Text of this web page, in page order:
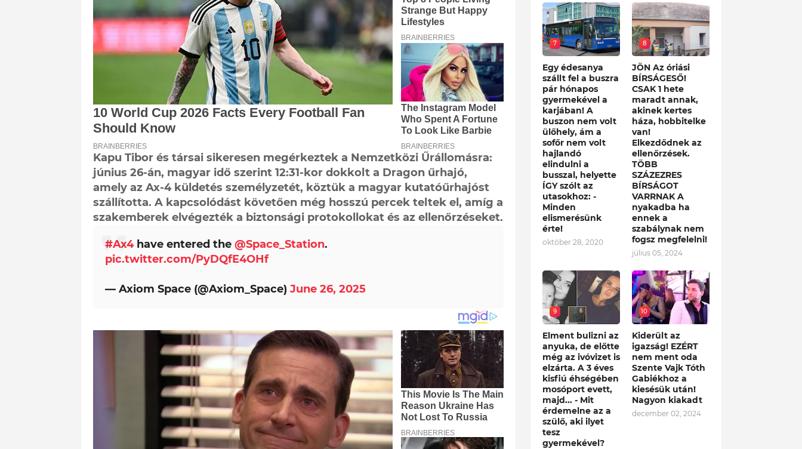
Kapu Tibor és társai sikeresen megérkeztek a Nemzetközi Űrállomásra:
június 26-án, magyar idő szerint 12:31-kor dokkolt a Dragon űrhajó,
amely az Ax-4 küldetés személyzetét, köztük a magyar kutatóűrhajóst
szállította. A kapcsolódást követően még hosszú percek teltek el, amíg a
szakemberek elvégezték a biztonsági protokollokat és az ellenőrzéseket.
#Ax4have entered the @Space_Station.
pic.twitter.com/PyDQfE4OHf
— Axiom Space (@Axiom_Space) June 26, 2025
7
Egy édesanya
szállt fel a buszra
pár hónapos
gyermekével a
karjában! A
buszon nem volt
ülőhely, ám a
sofőr nem volt
hajlandó
elindulni a
busszal, helyette
ÍGY szólt az
utasokhoz: -
Minden
elismerésünk
érte!
október 28, 2020
8
JÖN Az óriási
BÍRSÁGESŐ!
CSAK 1 hete
maradt annak,
akinek kertes
háza, hobbitelke
van!
Elkezdődnek az
ellenőrzések.
TÖBB
SZÁZEZRES
BÍRSÁGOT
VARRNAK A
nyakadba ha
ennek a
szabálynak nem
fogsz megfelelni!
július 05, 2024
9
Elment bulizni az
anyuka, de előtte
még az ivóvizet is
elzárta. A 3 éves
kisfiú éhségében
mosóport evett,
majd... - Mit
érdemelne az a
szülő, aki ilyet
tesz
gyermekével?
10
Kiderült az
igazság! EZÉRT
nem ment oda
Szente Vajk Tóth
Gabiékhoz a
kiesésük után!
Nagyon kiakadt
december 02, 2024